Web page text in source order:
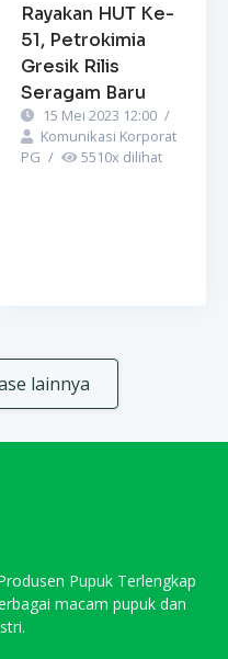
Rayakan HUT Ke-
51, Petrokimia
Gresik Rilis
Seragam Baru
15 Mei 2023 12:00 /
Komunikasi Korporat
PG / 5510x dilihat
lainnya
Pupuk Terlengkap
macam pupuk dan